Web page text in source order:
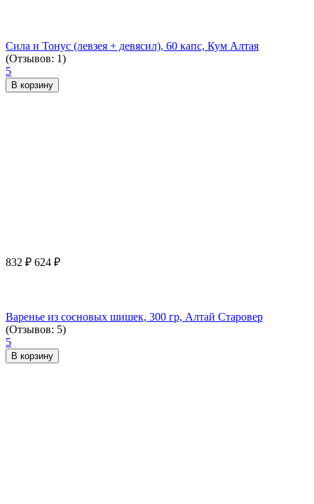
Сила и Тонус (левзея + девясил), 60 капс, Кум Алтая
(Отзывов: 1)
5
В корзину
832 ₽ 624 ₽
Варенье из сосновых шишек, 300 гр, Алтай Старовер
(Отзывов: 5)
5
В корзину